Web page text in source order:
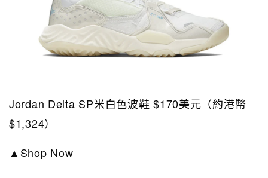
Jordan Delta SP米白色波鞋 $170美元（約港幣
$1,324）
▲Shop Now